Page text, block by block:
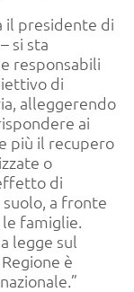
il presidente di
si sta
responsabili
di
alleggerendo
ai
più il recupero
o
di
a fronte
famiglie.
legge sul
è